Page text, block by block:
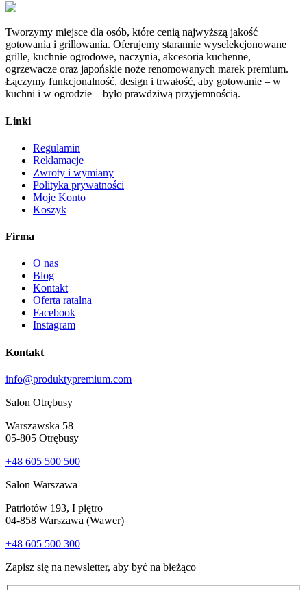
Tworzymy miejsce dla osób, które cenią najwyższą jakość
gotowania i grillowania. Oferujemy starannie wyselekcjonowane
grille, kuchnie ogrodowe, naczynia, akcesoria kuchenne,
ogrzewacze oraz japońskie noże renomowanych marek premium.
Łączymy funkcjonalność, design i trwałość, aby gotowanie – w
kuchni i w ogrodzie – było prawdziwą przyjemnością.
Linki
Regulamin
Reklamacje
Zwroty i wymiany
Polityka prywatności
Moje Konto
Koszyk
Firma
O nas
Blog
Kontakt
Oferta ratalna
Facebook
Instagram
Kontakt
info@produktypremium.com
Salon Otrębusy
Warszawska 58
05-805 Otrębusy
+48 605 500 500
Salon Warszawa
Patriotów 193, I piętro
04-858 Warszawa (Wawer)
+48 605 500 300
Zapisz się na newsletter, aby być na bieżąco